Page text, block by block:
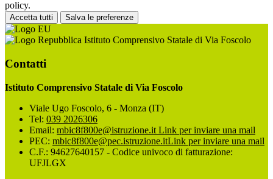
policy.
Accetta tutti Salva le preferenze
Istituto Comprensivo Statale di Via Foscolo
Contatti
Istituto Comprensivo Statale di Via Foscolo
Viale Ugo Foscolo, 6 - Monza (IT)
Tel: 039 2026306
Email: mbic8f800e@istruzione.it Link per inviare una mail
PEC: mbic8f800e@pec.istruzione.itLink per inviare una mail
C.F.: 94627640157 - Codice univoco di fatturazione:
UFJLGX